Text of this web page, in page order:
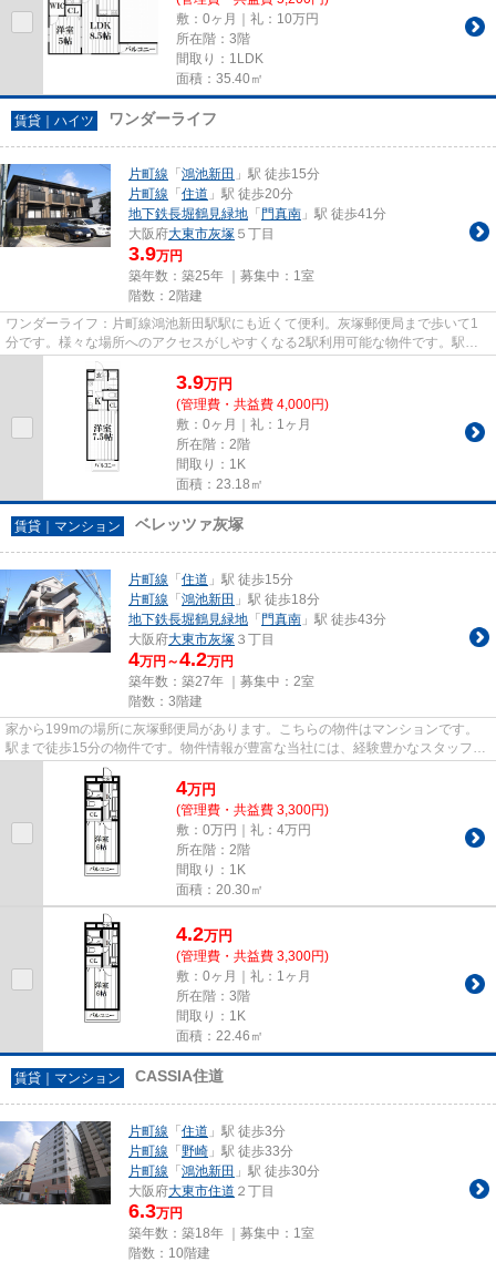
敷：0ヶ月｜礼：10万円
所在階：3階
間取り：1LDK
面積：35.40㎡
賃貸｜ハイツ ワンダーライフ
片町線 「 鴻池新田 」駅 徒歩15分
片町線 「 住道 」駅 徒歩20分
地下鉄長堀鶴見緑地 「 門真南 」駅 徒歩41分
大阪府大東市灰塚 ５丁目
3.9万円
築年数：築25年 ｜募集中： 1室
階数：2階建
ワンダーライフ：片町線鴻池新田駅駅にも近くて便利。灰塚郵便局まで歩いて1
分です。様々な場所へのアクセスがしやすくなる2駅利用可能な物件です。駅ま
で徒歩15分の物件です。住都エ...
3.9万円
(管理費・共益費 4,000円)
敷：0ヶ月｜礼：1ヶ月
所在階：2階
間取り：1K
面積：23.18㎡
賃貸｜マンション ベレッツァ灰塚
片町線 「 住道 」駅 徒歩15分
片町線 「 鴻池新田 」駅 徒歩18分
地下鉄長堀鶴見緑地 「 門真南 」駅 徒歩43分
大阪府大東市灰塚 ３丁目
4万円～4.2万円
築年数：築27年 ｜募集中： 2室
階数：3階建
家から199mの場所に灰塚郵便局があります。こちらの物件はマンションです。
駅まで徒歩15分の物件です。物件情報が豊富な当社には、経験豊かなスタッフが
多数在籍しております。大東市...
4万円
(管理費・共益費 3,300円)
敷：0万円｜礼：4万円
所在階：2階
間取り：1K
面積：20.30㎡
4.2万円
(管理費・共益費 3,300円)
敷：0ヶ月｜礼：1ヶ月
所在階：3階
間取り：1K
面積：22.46㎡
賃貸｜マンション CASSIA住道
片町線 「 住道 」駅 徒歩3分
片町線 「 野崎 」駅 徒歩33分
片町線 「 鴻池新田 」駅 徒歩30分
大阪府大東市住道 ２丁目
6.3万円
築年数：築18年 ｜募集中： 1室
階数：10階建